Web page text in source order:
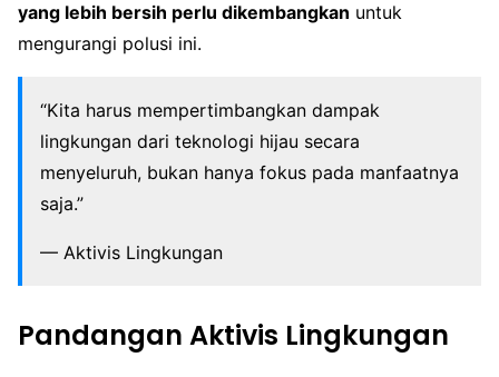
yang lebih bersih perlu dikembangkan untuk
mengurangi polusi ini.
“Kita harus mempertimbangkan dampak
lingkungan dari teknologi hijau secara
menyeluruh, bukan hanya fokus pada manfaatnya
saja.”
— Aktivis Lingkungan
Pandangan Aktivis Lingkungan